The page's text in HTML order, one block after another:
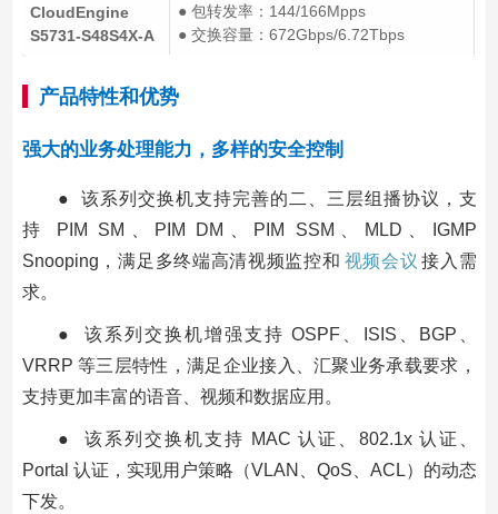
CloudEngine
S5731-S48S4X-A
● 包转发率：144/166Mpps
● 交换容量：672Gbps/6.72Tbps
产品特性和优势
强大的业务处理能力，多样的安全控制
● 该系列交换机支持完善的二、三层组播协议，支
持 PIM SM、PIM DM、PIM SSM、MLD、IGMP
Snooping，满足多终端高清视频监控和 视频会议 接入需
求。
● 该系列交换机增强支持 OSPF、ISIS、BGP、
VRRP 等三层特性，满足企业接入、汇聚业务承载要求，
支持更加丰富的语音、视频和数据应用。
● 该系列交换机支持 MAC 认证、802.1x 认证、
Portal 认证，实现用户策略（VLAN、QoS、ACL）的动态
下发。